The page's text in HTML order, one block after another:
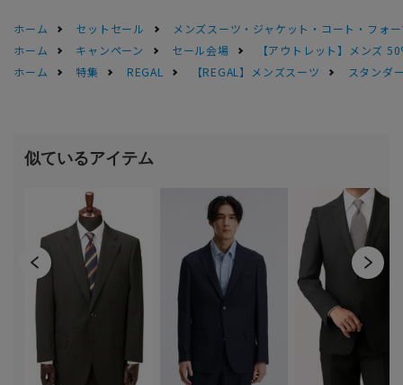
ホーム セットセール
メンズスーツ・ジャケット・コート・フォ
ホーム
キャンペーン セール会場
【アウトレット】メンズ
ホーム
特集 REGAL 【REGAL】メンズスーツ スタンダ